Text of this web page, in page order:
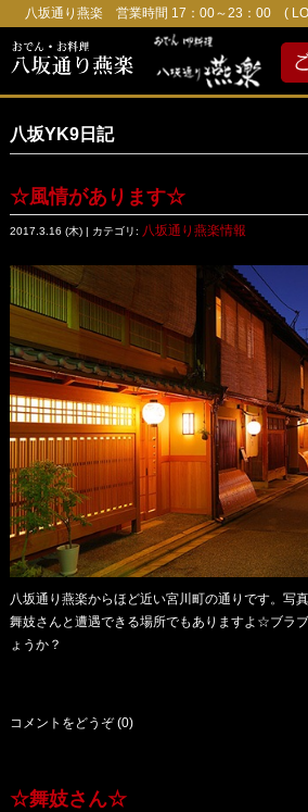
八坂通り燕楽 営業時間 17：00～23：00 (
八坂YK9日記
☆風情があります☆
2017.3.16 (木) | カテゴリ: 八坂通り燕楽情報
八坂通り燕楽からほど近い宮川町の通りです。写
舞妓さんと遭遇できる場所でもありますよ☆ブラ
ょうか？
コメントをどうぞ (0)
☆舞妓さん☆